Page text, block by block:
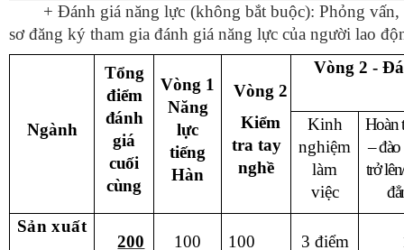
+ Đánh giá năng lực (không bắt buộc): Phỏng
sơ đăng ký tham gia đánh giá năng lực của người lao
Ngành
Tổng
điểm
đánh
giá
cuối
cùng
Vòng 1
Năng
lực
tiếng
Hàn
Vòng 2
Kiểm
tra tay
nghề
Vòng 2 -
Kinh
nghiệm
làm
việc
Hoàn
–
trở
Sản xuất
200 100 100 3 điểm